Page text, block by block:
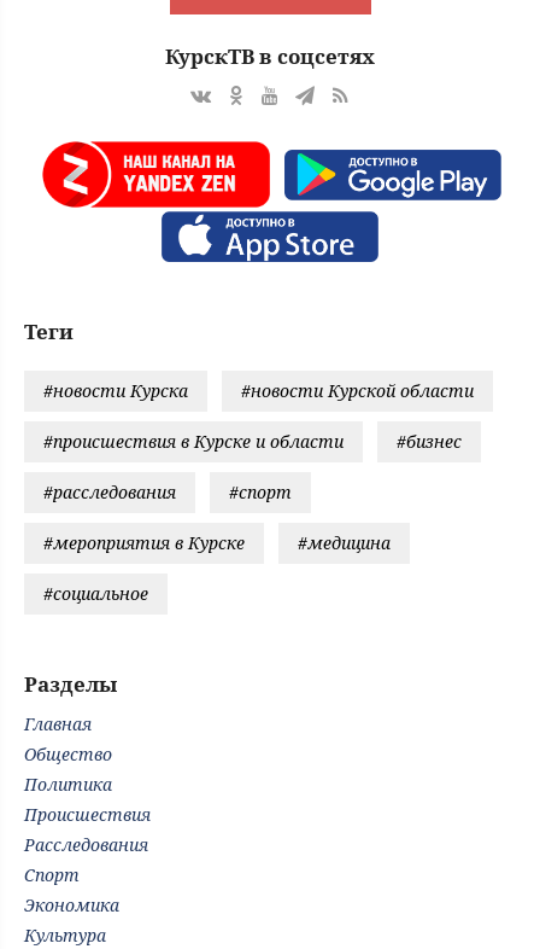
КурскТВ в соцсетях
Теги
#новости Курска #новости Курской области
#происшествия в Курске и области #бизнес
#расследования #спорт
#мероприятия в Курске #медицина
#социальное
Разделы
Главная
Общество
Политика
Происшествия
Расследования
Спорт
Экономика
Культура